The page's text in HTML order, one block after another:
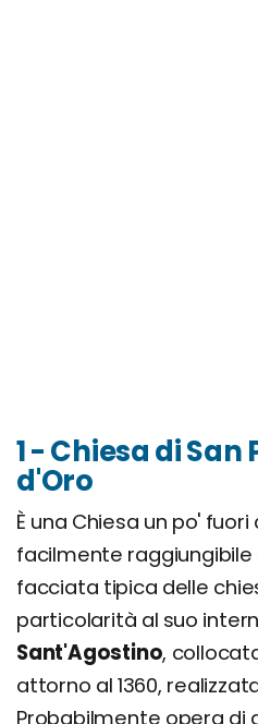
1 - Chiesa di San
d'Oro
È una Chiesa un po'
facilmente raggiungibile
facciata tipica delle
particolarità al suo
Sant'Agostino,
attorno al 1360,
Probabilmente opera di